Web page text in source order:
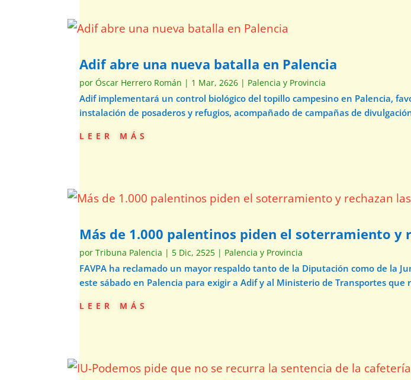
Adif abre una nueva batalla en Palencia
porÓscar Herrero Román | 1 Mar, 2626 | Palencia y Provincia
Adif implementará un control biológico del topillo campesino en Palencia,
instalación de posaderos y refugios, acompañado de campañas de
leer más
Más de 1.000 palentinos piden el soterramiento y
porTribuna Palencia | 5 Dic, 2525 | Palencia y Provincia
FAVPA ha reclamado un mayor respaldo tanto de la Diputación como de la
este sábado en Palencia para exigir a Adif y al Ministerio de Transportes
leer más